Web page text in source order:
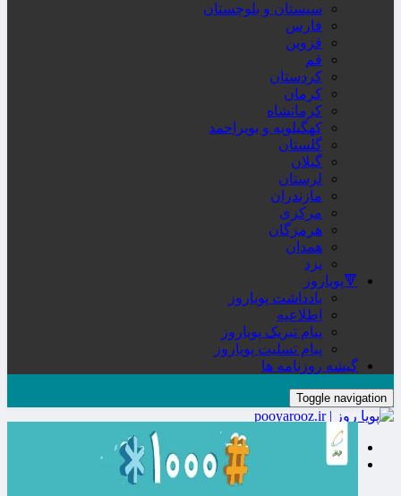
سیستان و بلوچستان
فارس
قزوین
قم
کردستان
کرمان
کرمانشاه
کهگیلویه و بویراحمد
گلستان
گیلان
لرستان
مازندران
مرکزی
هرمزگان
همدان
یزد
🔻پویاروز
یادداشت پویاروز
اطلاعیه
پیام تبریک پویاروز
پیام تسلیت پویاروز
گیشه روزنامه ها
Toggle navigation
صفحه نخست
🔮ورزش